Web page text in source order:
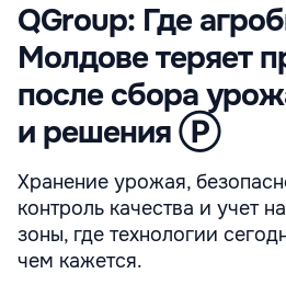
QGroup: Где
Молдове теряет
после сбора
и решения Ⓟ
Хранение урожая,
контроль качества и учет
зоны, где технологии
чем кажется.